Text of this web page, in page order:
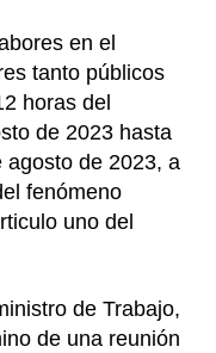
en el
tanto públicos
horas del
de 2023 hasta
agosto de 2023, a
fenómeno
uno del
de Trabajo,
de una reunión